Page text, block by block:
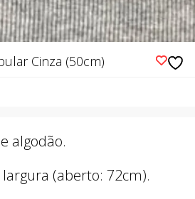
Cinza (50cm)
algodão.
(aberto: 72cm).